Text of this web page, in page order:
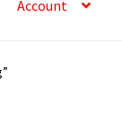
Account